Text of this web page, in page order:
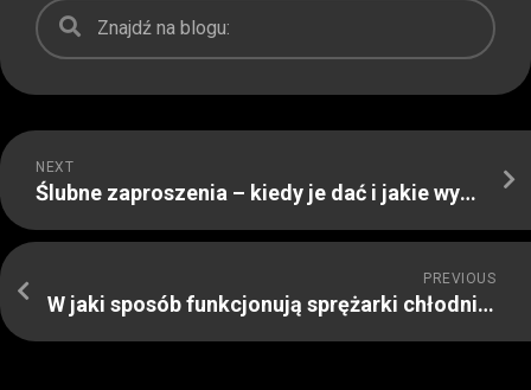
NEXT
Ślubne zaproszenia – kiedy je dać i jakie wybrać najlepiej wybrać na swój ślub
PREVIOUS
W jaki sposób funkcjonują sprężarki chłodnicze – całokształt, co powinieneś wiedzieć